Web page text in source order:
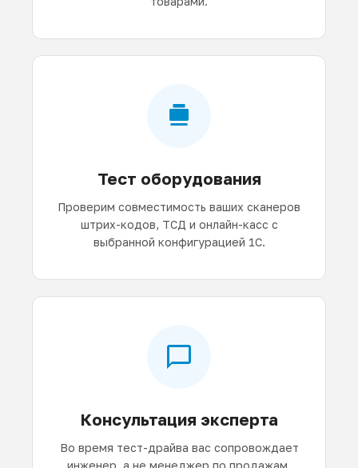
Тест оборудования
Проверим совместимость ваших сканеров
штрих-кодов, ТСД и онлайн-касс с
выбранной конфигурацией 1С.
Консультация эксперта
Во время тест-драйва вас сопровождает